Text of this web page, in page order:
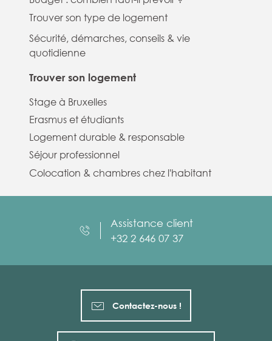
Trouver son type de logement
Sécurité, démarches, conseils & vie
quotidienne
Trouver son logement
Stage à Bruxelles
Erasmus et étudiants
Logement durable & responsable
Séjour professionnel
Colocation & chambres chez l'habitant
Assistance client
+32 2 646 07 37
Contactez-nous !